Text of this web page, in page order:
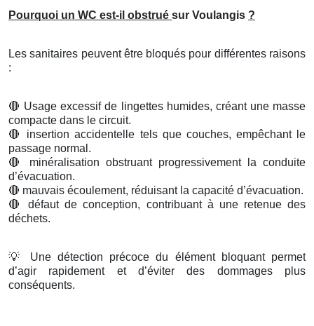
Pourquoi un WC est-il obstrué sur Voulangis ?
Les sanitaires peuvent être bloqués pour différentes raisons
:
🔴 Usage excessif de lingettes humides, créant une masse
compacte dans le circuit.
🔴
insertion accidentelle tels que couches, empêchant le
passage normal.
🔴
minéralisation obstruant progressivement la conduite
d’évacuation.
🔴 mauvais écoulement, réduisant la capacité d’évacuation.
🔴
défaut de conception, contribuant à une retenue des
déchets.
💡
Une détection précoce du élément bloquant permet
d’agir rapidement et d’éviter des dommages plus
conséquents.